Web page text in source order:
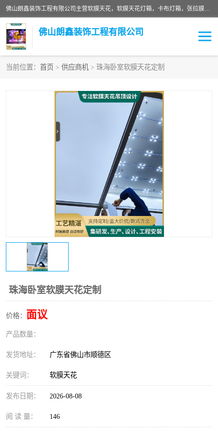
佛山朗鑫装饰工程有限公司主营软膜天花，软膜天花灯箱，卡布灯箱，张拉膜等产品，价格实惠，支持定制；公司专业装饰铺面，家居，会展特装，软膜等工程，技能精良人员，安装快、价格合理，质量保证、热诚与各方有识人士合作，欢迎新老客户来电咨询。
佛山朗鑫装饰工程有限公司
当前位置： 首页 > 供应商机 > 珠海卧室软膜天花定制
珠海卧室软膜天花定制
价格： 面议
产品数量：
发货地址： 广东省佛山市顺德区
关键词： 软膜天花
发布日期： 2026-08-08
阅 读 量： 146
软膜吊顶